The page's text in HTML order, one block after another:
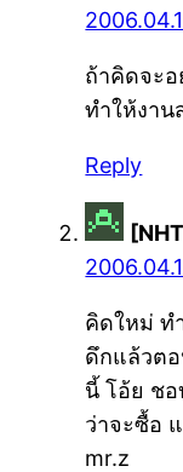
ถ้าคิดจะ
ทำให้งาน
Reply
คิดใหม่ ท
ดึกแล้วต
นี้ โอ้ย ชอ
ว่าจะซื้อ
mr.z